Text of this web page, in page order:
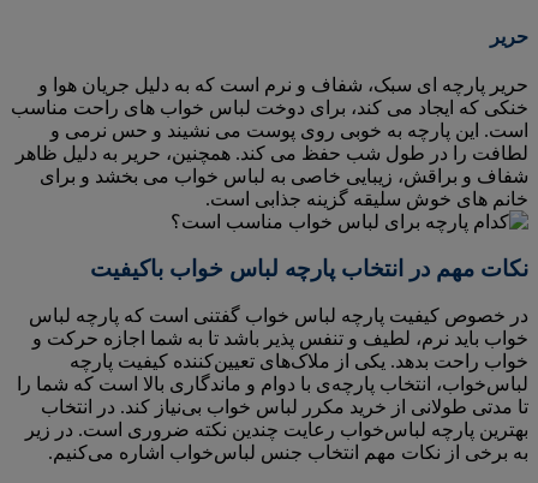
حریر
حریر پارچه ای سبک، شفاف و نرم است که به دلیل جریان هوا و
خنکی که ایجاد می کند، برای دوخت لباس خواب های راحت مناسب
است. این پارچه به خوبی روی پوست می نشیند و حس نرمی و
لطافت را در طول شب حفظ می کند. همچنین، حریر به دلیل ظاهر
شفاف و براقش، زیبایی خاصی به لباس خواب می بخشد و برای
خانم های خوش سلیقه گزینه جذابی است.
نکات مهم در انتخاب پارچه لباس خواب باکیفیت
در خصوص کیفیت پارچه لباس خواب گفتنی است که پارچه لباس
خواب باید نرم، لطیف و تنفس پذیر باشد تا به شما اجازه حرکت و
خواب راحت بدهد. یکی از ملاک‌های تعیین‌کننده کیفیت پارچه
لباس‌خواب، انتخاب پارچه‌ی با دوام و ماندگاری بالا است که شما را
تا مدتی طولانی از خرید مکرر لباس خواب بی‌نیاز کند. در انتخاب
بهترین پارچه لباس‌خواب رعایت چندین نکته ضروری است. در زیر
به برخی از نکات مهم انتخاب جنس لباس‌خواب اشاره می‌کنیم.